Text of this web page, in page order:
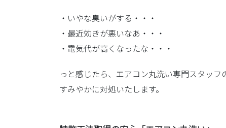
・いやな臭いがする・・・
・最近効きが悪いなあ・・・
・電気代が高くなったな・・・
っと感じたら、エアコン丸洗い専門スタッ
すみやかに対処いたします。